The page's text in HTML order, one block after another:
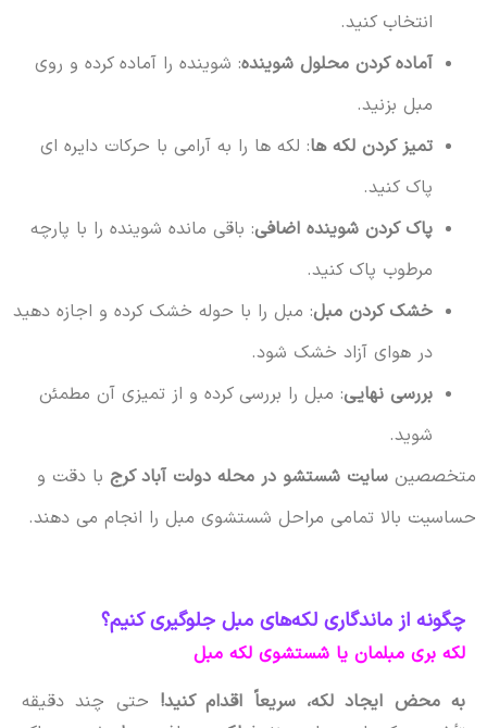
انتخاب کنید.
آماده کردن محلول شوینده: شوینده را آماده کرده و روی
مبل بزنید.
تمیز کردن لکه ها: لکه ها را به آرامی با حرکات دایره ای
پاک کنید.
پاک کردن شوینده اضافی: باقی مانده شوینده را با پارچه
مرطوب پاک کنید.
خشک کردن مبل: مبل را با حوله خشک کرده و اجازه دهید
در هوای آزاد خشک شود.
بررسی نهایی: مبل را بررسی کرده و از تمیزی آن مطمئن
شوید.
متخصصین سایت شستشو در محله دولت آباد کرج با دقت و
حساسیت بالا تمامی مراحل شستشوی مبل را انجام می دهند.
چگونه از ماندگاری لکه‌های مبل جلوگیری کنیم؟
لکه بری مبلمان یا شستشوی لکه مبل
به محض ایجاد لکه، سریعاً اقدام کنید!حتی چند دقیقه